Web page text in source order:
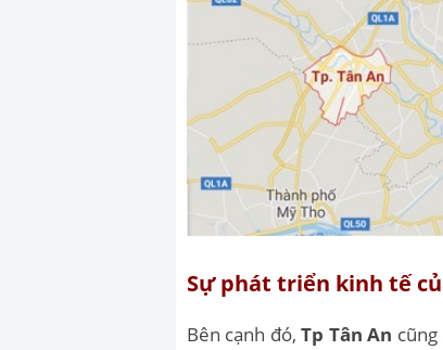
Sự phát triển kinh tế
Bên cạnh đó,Tp Tân An